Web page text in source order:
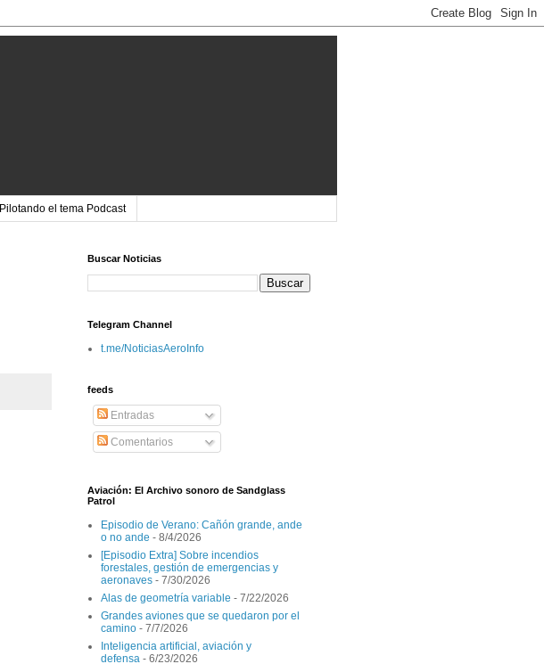
Pilotando el tema Podcast
Buscar Noticias
Telegram Channel
t.me/NoticiasAeroInfo
feeds
Entradas
Comentarios
Aviación: El Archivo sonoro de Sandglass
Patrol
Episodio de Verano: Cañón grande, ande
o no ande - 8/4/2026
[Episodio Extra] Sobre incendios
forestales, gestión de emergencias y
aeronaves - 7/30/2026
Alas de geometría variable - 7/22/2026
Grandes aviones que se quedaron por el
camino - 7/7/2026
Inteligencia artificial, aviación y
defensa - 6/23/2026